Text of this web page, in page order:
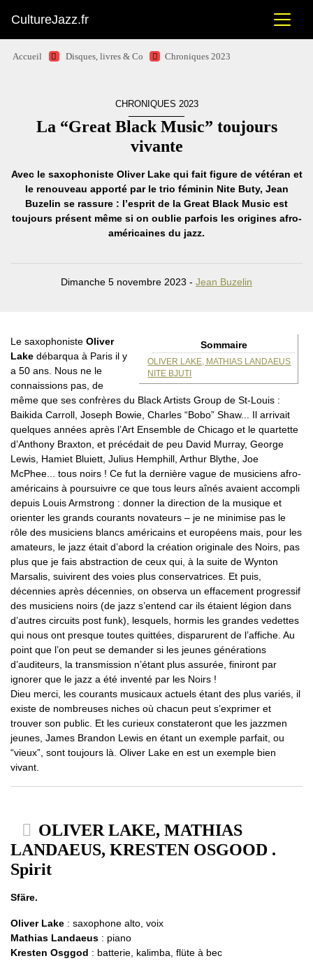
CultureJazz.fr
Accueil Disques, livres & Co Chroniques 2023
CHRONIQUES 2023
La “Great Black Music” toujours
vivante
Avec le saxophoniste Oliver Lake qui fait figure de vétéran et
le renouveau apporté par le trio féminin Nite Buty, Jean
Buzelin se rassure : l’esprit de la Great Black Music est
toujours présent même si on oublie parfois les origines afro-
américaines du jazz.
Dimanche 5 novembre 2023 - Jean Buzelin
Sommaire
OLIVER LAKE, MATHIAS LANDAEUS
NITE BJUTI
Le saxophoniste Oliver
Lake débarqua à Paris il y
a 50 ans. Nous ne le
connaissions pas, de
même que ses confrères du Black Artists Group de St-Louis :
Baikida Carroll, Joseph Bowie, Charles “Bobo” Shaw... Il arrivait
quelques années après l’Art Ensemble de Chicago et le quartette
d’Anthony Braxton, et précédait de peu David Murray, George
Lewis, Hamiet Bluiett, Julius Hemphill, Arthur Blythe, Joe
McPhee... tous noirs ! Ce fut la dernière vague de musiciens afro-
américains à poursuivre ce que tous leurs aînés avaient accompli
depuis Louis Armstrong : donner la direction de la musique et
orienter les grands courants novateurs – je ne minimise pas le
rôle des musiciens blancs américains et européens mais, pour les
amateurs, le jazz était d’abord la création originale des Noirs, pas
plus que je fais abstraction de ceux qui, à la suite de Wynton
Marsalis, suivirent des voies plus conservatrices. Et puis,
décennies après décennies, on observa un effacement progressif
des musiciens noirs (de jazz s’entend car ils étaient légion dans
d’autres circuits post funk), lesquels, hormis les grandes vedettes
qui nous ont presque toutes quittées, disparurent de l’affiche. Au
point que l’on peut se demander si les jeunes générations
d’auditeurs, la transmission n’étant plus assurée, finiront par
ignorer que le jazz a été inventé par les Noirs !
Dieu merci, les courants musicaux actuels étant des plus variés, il
existe de nombreuses niches où chacun peut s’exprimer et
trouver son public. Et les curieux constateront que les jazzmen
jeunes, James Brandon Lewis en étant un exemple parfait, ou
“vieux”, sont toujours là. Oliver Lake en est un exemple bien
vivant.
OLIVER LAKE, MATHIAS
LANDAEUS, KRESTEN OSGOOD .
Spirit
Sfäre.
Oliver Lake : saxophone alto, voix
Mathias Landaeus : piano
Kresten Osggod : batterie, kalimba, flüte à bec